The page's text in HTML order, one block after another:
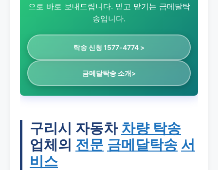
으로 바로 보내드립니다. 믿고 맡기는 금메달탁
송입니다.
탁송 신청 1577-4774 >
금메달탁송 소개>
구리시 자동차 차량 탁송
업체의 전문 금메달탁송 서
비스